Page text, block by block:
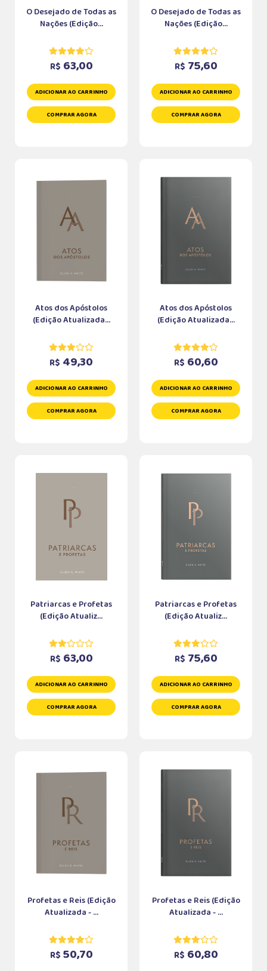
O Desejado de Todas as
Nações (Edição...
R$ 63,00
ADICIONAR AO CARRINHO
COMPRAR AGORA
O Desejado de Todas as
Nações (Edição...
R$ 75,60
ADICIONAR AO CARRINHO
COMPRAR AGORA
Atos dos Apóstolos
(Edição Atualizada...
R$ 49,30
ADICIONAR AO CARRINHO
COMPRAR AGORA
Atos dos Apóstolos
(Edição Atualizada...
R$ 60,60
ADICIONAR AO CARRINHO
COMPRAR AGORA
Patriarcas e Profetas
(Edição Atualiz...
R$ 63,00
ADICIONAR AO CARRINHO
COMPRAR AGORA
Patriarcas e Profetas
(Edição Atualiz...
R$ 75,60
ADICIONAR AO CARRINHO
COMPRAR AGORA
Profetas e Reis (Edição
Atualizada - ...
R$ 50,70
Profetas e Reis (Edição
Atualizada - ...
R$ 60,80